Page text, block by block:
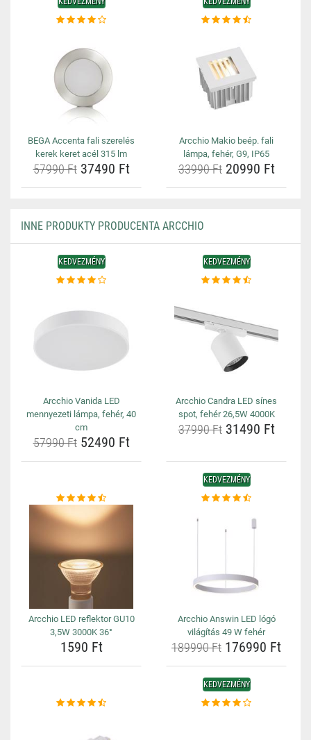
BEGA Accenta fali szerelés
kerek keret acél 315 lm
57990 Ft37490 Ft
Arcchio Makio beép. fali
lámpa, fehér, G9, IP65
33990 Ft20990 Ft
INNE PRODUKTY PRODUCENTA ARCCHIO
KEDVEZMÉNY
Arcchio Vanida LED
mennyezeti lámpa, fehér, 40
cm
57990 Ft52490 Ft
KEDVEZMÉNY
Arcchio Candra LED sínes
spot, fehér 26,5W 4000K
37990 Ft31490 Ft
Arcchio LED reflektor GU10
3,5W 3000K 36°
1590 Ft
KEDVEZMÉNY
Arcchio Answin LED lógó
világítás 49 W fehér
189990 Ft 176990 Ft
KEDVEZMÉNY